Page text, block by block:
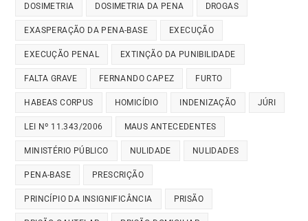
DOSIMETRIA DOSIMETRIA DA PENA DROGAS
EXASPERAÇÃO DA PENA-BASE EXECUÇÃO
EXECUÇÃO PENAL EXTINÇÃO DA PUNIBILIDADE
FALTA GRAVE FERNANDO CAPEZ FURTO
HABEAS CORPUS HOMICÍDIO INDENIZAÇÃO JÚRI
LEI Nº 11.343/2006 MAUS ANTECEDENTES
MINISTÉRIO PÚBLICO NULIDADE NULIDADES
PENA-BASE PRESCRIÇÃO
PRINCÍPIO DA INSIGNIFICÂNCIA PRISÃO